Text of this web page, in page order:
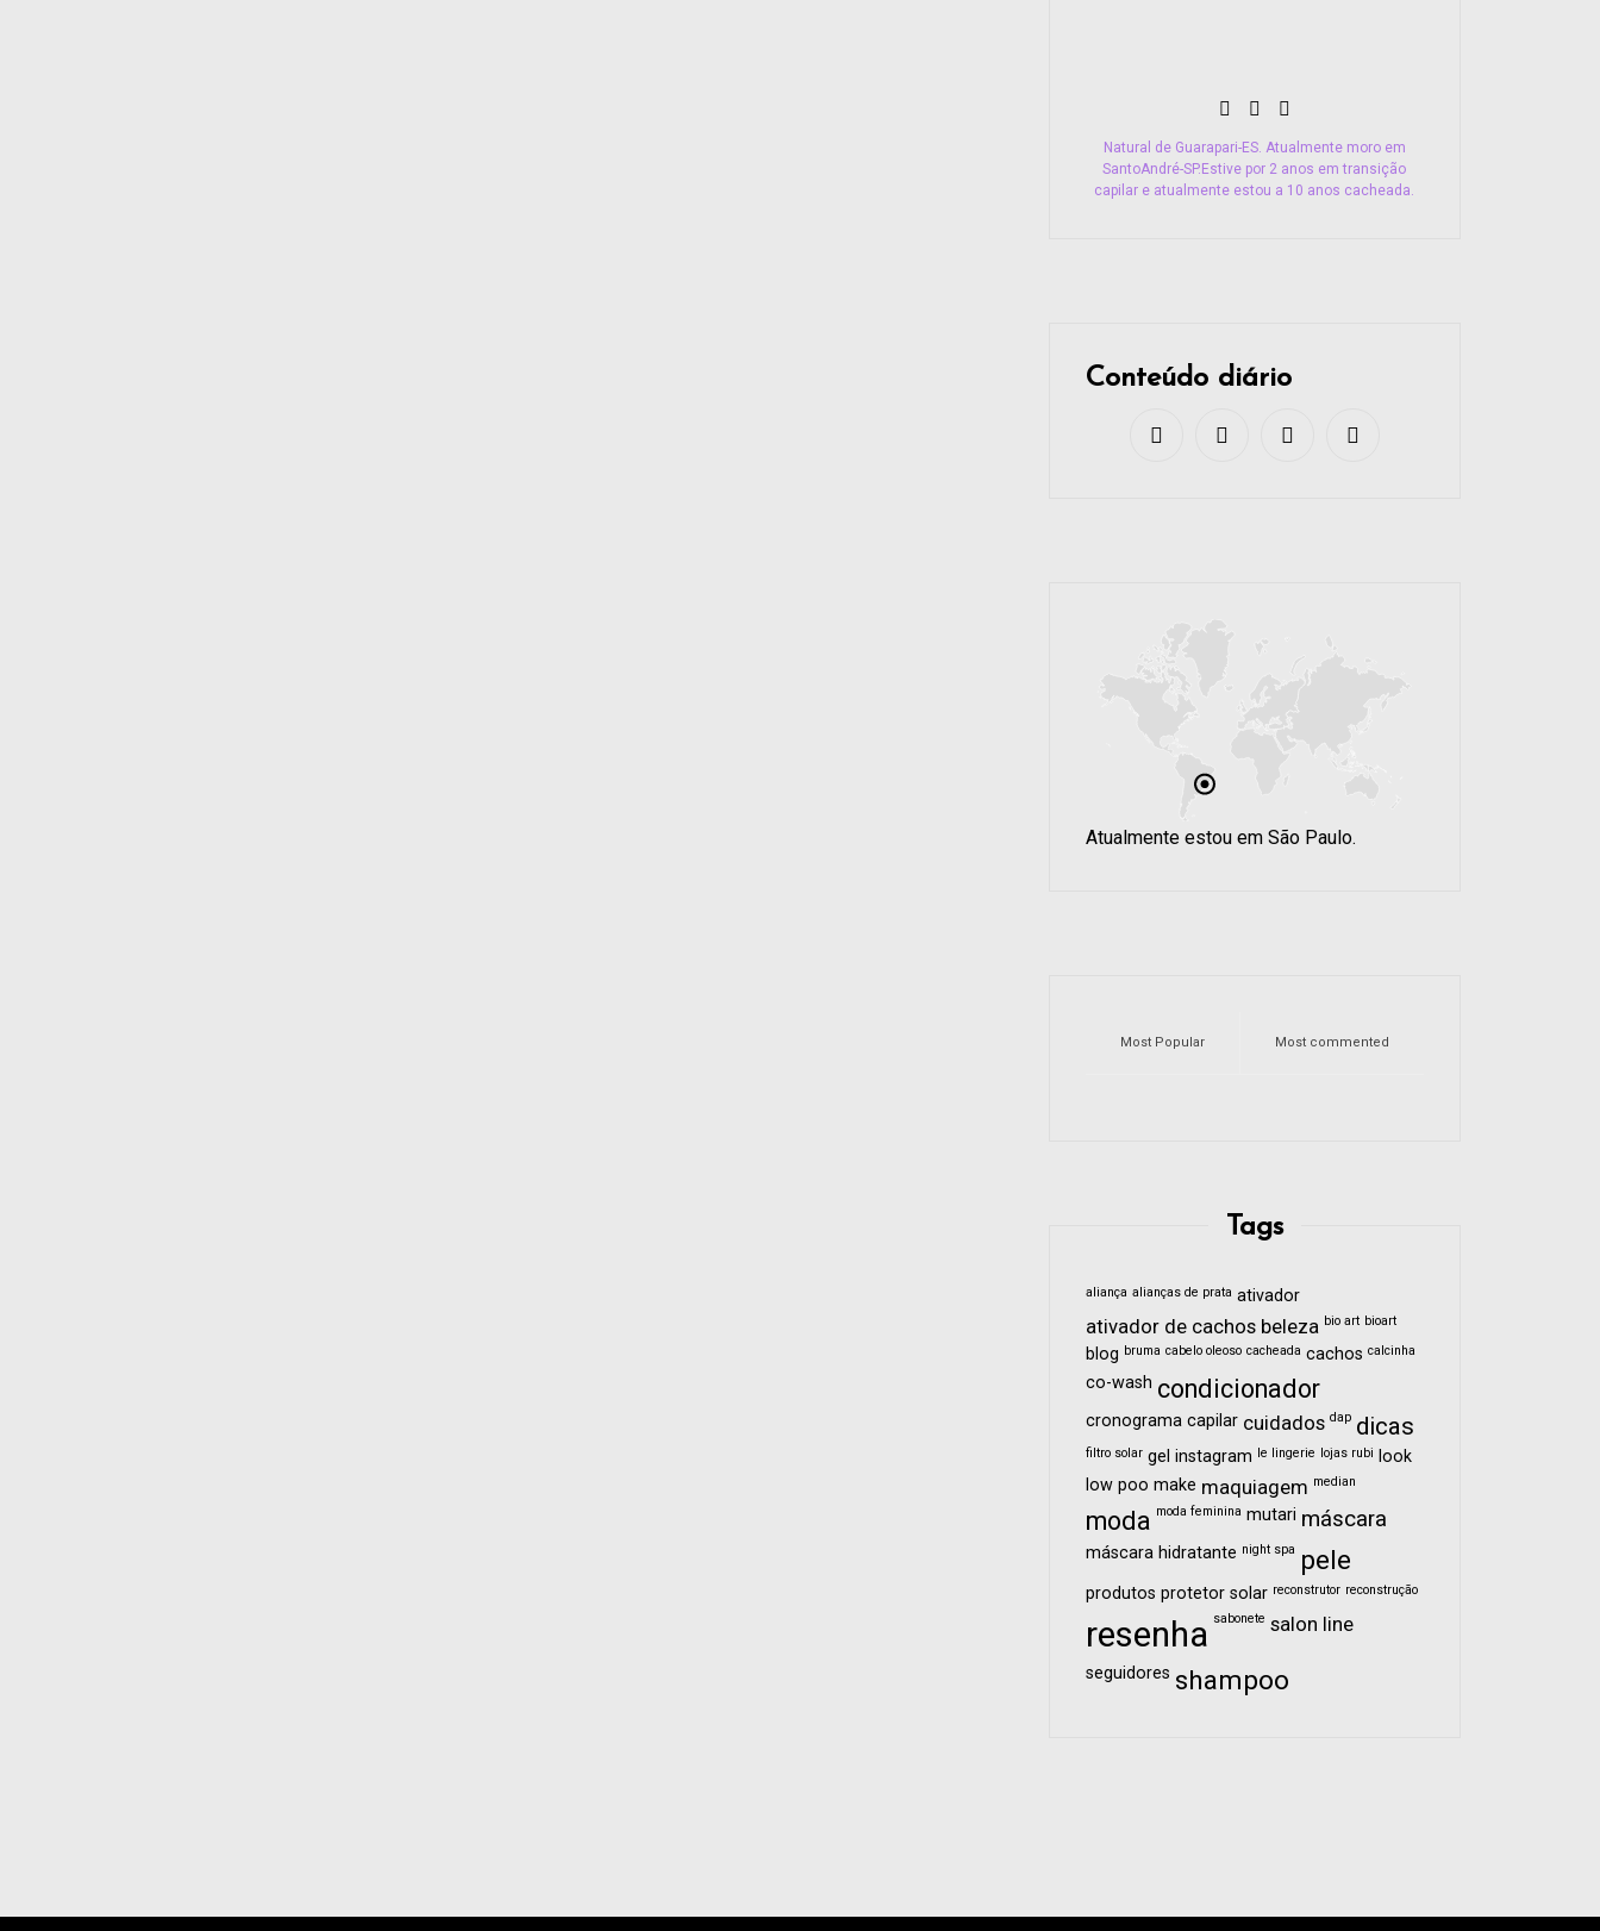
Natural de Guarapari-ES. Atualmente moro em
SantoAndré-SP.Estive por 2 anos em transição
capilar e atualmente estou a 10 anos cacheada.
Conteúdo diário
Atualmente estou em São Paulo.
Most Popular Most commented
Tags
aliança alianças de prata ativador
ativador de cachos beleza bio art bioart
blog bruma cabelo oleoso cacheada cachos calcinha
co-wash condicionador
cronograma capilar cuidados dap dicas
filtro solar gel instagram le lingerie lojas rubi
look
low poo make maquiagem median
moda moda feminina mutari máscara
máscara hidratante night spa pele
produtos protetor solar reconstrutor reconstrução
resenha sabonete salon line
seguidores shampoo